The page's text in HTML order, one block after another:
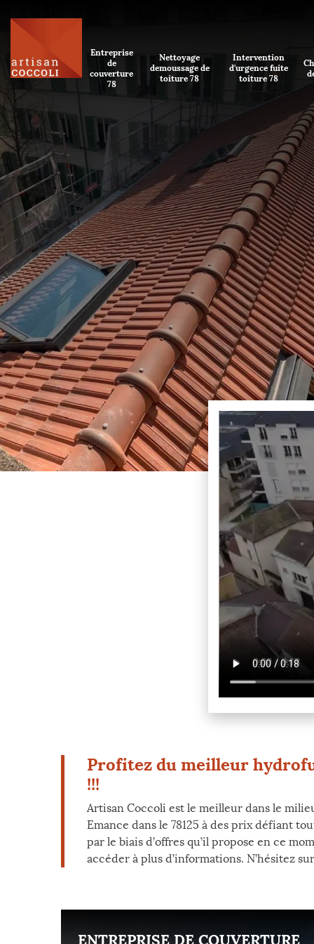
Entreprise
de
couverture
78
Nettoyage
demoussage de
toiture 78
Intervention
d'urgence fuite
toiture 78
Profitez du meilleur
!!!
Artisan Coccoli est le meilleur dans le
Emance dans le 78125 à des prix défiant
par le biais d’offres qu’il propose en ce
accéder à plus d’informations. N’hésitez
ENTREPRISE DE COUVERTURE